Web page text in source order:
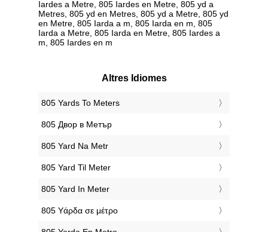
Iardes a Metre, 805 Iardes en Metre, 805 yd a
Metres, 805 yd en Metres, 805 yd a Metre, 805 yd
en Metre, 805 Iarda a m, 805 Iarda en m, 805
Iarda a Metre, 805 Iarda en Metre, 805 Iardes a
m, 805 Iardes en m
Altres Idiomes
‎805 Yards To Meters
‎805 Двор в Метър
‎805 Yard Na Metr
‎805 Yard Til Meter
‎805 Yard In Meter
‎805 Υάρδα σε μέτρο